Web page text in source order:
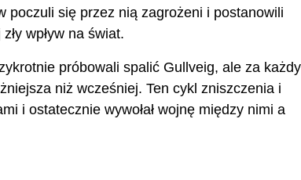
poczuli się przez nią zagrożeni i postanowili
wpływ na świat.
próbowali spalić Gullveig, ale za
niż wcześniej. Ten cykl zniszczenia i
i ostatecznie wywołał wojnę między nimi a